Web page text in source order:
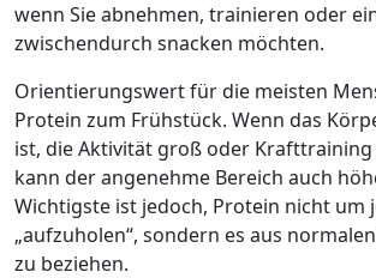
wenn Sie abnehmen, trainieren oder
zwischendurch snacken möchten.
Orientierungswert für die meisten
Protein zum Frühstück. Wenn das
ist, die Aktivität groß oder
kann der angenehme Bereich auch
Wichtigste ist jedoch, Protein nicht um
„aufzuholen“, sondern es aus
zu beziehen.